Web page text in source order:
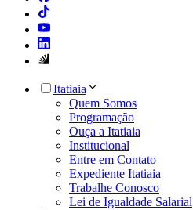
Itatiaia
Quem Somos
Programação
Ouça a Itatiaia
Institucional
Entre em Contato
Expediente Itatiaia
Trabalhe Conosco
Lei de Igualdade Salarial